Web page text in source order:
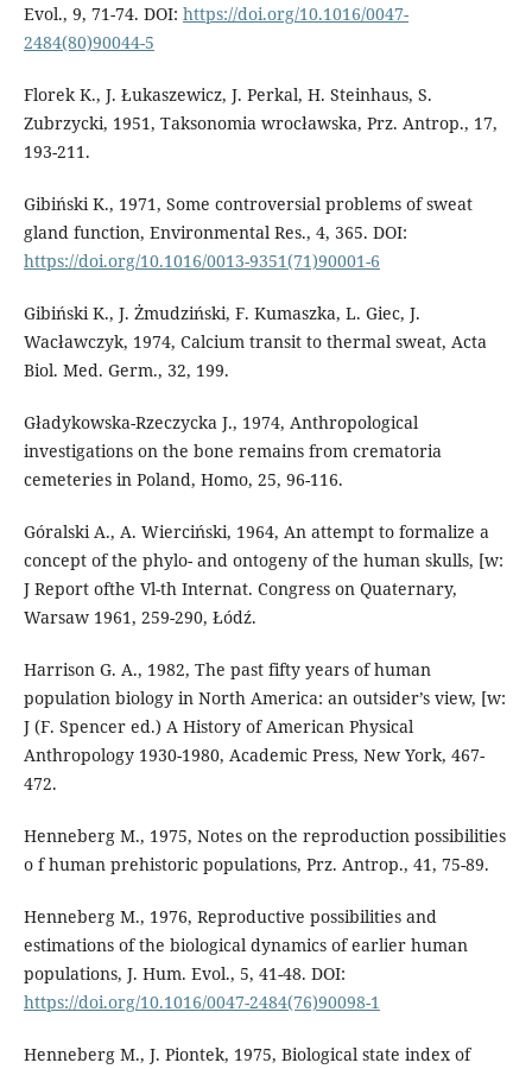
Evol., 9, 71-74. DOI: https://doi.org/10.1016/0047-
2484(80)90044-5
Florek K., J. Łukaszewicz, J. Perkal, H. Steinhaus, S.
Zubrzycki, 1951, Taksonomia wrocławska, Prz. Antrop., 17,
193-211.
Gibiński K., 1971, Some controversial problems of sweat
gland function, Environmental Res., 4, 365. DOI:
https://doi.org/10.1016/0013-9351(71)90001-6
Gibiński K., J. Żmudziński, F. Kumaszka, L. Giec, J.
Wacławczyk, 1974, Calcium transit to thermal sweat, Acta
Biol. Med. Germ., 32, 199.
Gładykowska-Rzeczycka J., 1974, Anthropological
investigations on the bone remains from crematoria
cemeteries in Poland, Homo, 25, 96-116.
Góralski A., A. Wierciński, 1964, An attempt to formalize a
concept of the phylo- and ontogeny of the human skulls, [w:
J Report ofthe Vl-th Internat. Congress on Quaternary,
Warsaw 1961, 259-290, Łódź.
Harrison G. A., 1982, The past fifty years of human
population biology in North America: an outsider’s view, [w:
J (F. Spencer ed.) A History of American Physical
Anthropology 1930-1980, Academic Press, New York, 467-
472.
Henneberg M., 1975, Notes on the reproduction possibilities
o f human prehistoric populations, Prz. Antrop., 41, 75-89.
Henneberg M., 1976, Reproductive possibilities and
estimations of the biological dynamics of earlier human
populations, J. Hum. Evol., 5, 41-48. DOI:
https://doi.org/10.1016/0047-2484(76)90098-1
Henneberg M., J. Piontek, 1975, Biological state index of